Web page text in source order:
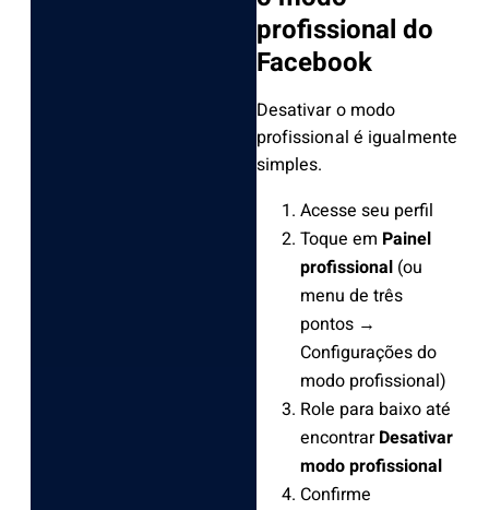
profissional do
Facebook
Desativar o modo
profissional é igualmente
simples.
Acesse seu perfil
Toque em Painel
profissional(ou
menu de três
pontos →
Configurações do
modo profissional)
Role para baixo até
encontrarDesativar
modo profissional
Confirme